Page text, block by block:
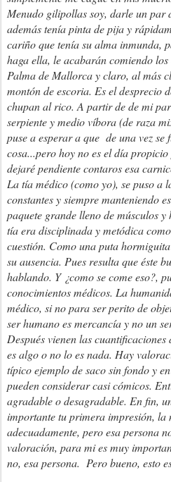
Menudo gilipollas soy, darle un par
además tenía pinta de pija y
cariño que tenía su alma inmunda,
haga ella, le acabarán comiendo
Palma de Mallorca y claro, al más
montón de escoria. Es el desprecio
chupan al rico. A partir de de mi
serpiente y medio víbora (de raza
puse a esperar a que de una vez
cosa...pero hoy no es el día
dejaré pendiente contaros esa
La tía médico (como yo), se puso a
constantes y siempre manteniendo
paquete grande lleno de músculos
tía era disciplinada y metódica
cuestión. Como una puta
su ausencia. Pues resulta que éste
hablando. Y ¿como se come eso?,
conocimientos médicos. La
médico, si no para ser perito de
ser humano es mercancía y no un
Después vienen las
es algo o no lo es nada. Hay
típico ejemplo de saco sin fondo y
pueden considerar casi cómicos.
agradable o desagradable. En fin,
importante tu primera impresión, la
adecuadamente, pero esa persona
valoración, para mi es muy
no, esa persona. Pero bueno, esto